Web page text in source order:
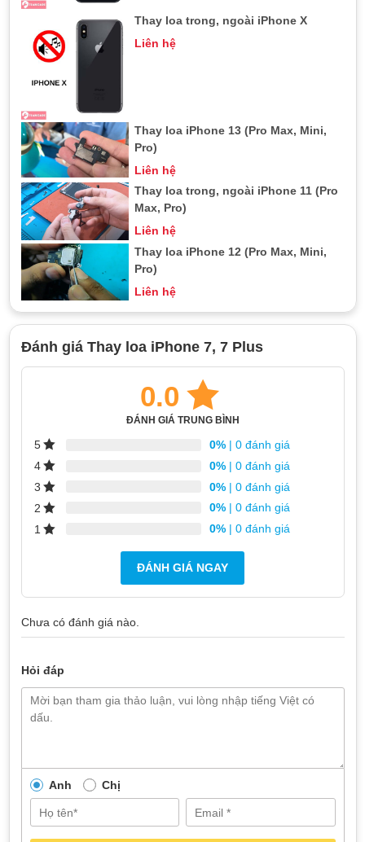
gặp những tình trạng trên bạn vẫn có thể mang máy qua
TeamCare để được kiểm tra miễn phí
Tham khảo thêm :
Thay loa trong, ngoài iPhone X
Liên hệ
Thay loa iPhone 13 (Pro Max, Mini,
Pro)
Liên hệ
Thay loa trong, ngoài iPhone 11 (Pro
Max, Pro)
Liên hệ
Thay loa iPhone 12 (Pro Max, Mini,
Pro)
Liên hệ
Đánh giá Thay loa iPhone 7, 7 Plus
0.0
ĐÁNH GIÁ TRUNG BÌNH
5 0%| 0 đánh giá
4
0%| 0 đánh giá
3
0%| 0 đánh giá
2
0%| 0 đánh giá
1
0%| 0 đánh giá
ĐÁNH GIÁ NGAY
Chưa có đánh giá nào.
Hỏi đáp
Anh Chị